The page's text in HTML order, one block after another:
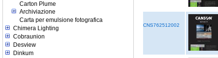
Carton Plume
Archiviazione
Carta per emulsione fotografica
Chimera Lighting
Cobraunion
Desview
Dinkum
CNS762512002